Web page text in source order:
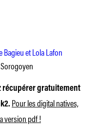
et Lola Lafon
récupérer gratuitement
Pour les digital natives,
version pdf !